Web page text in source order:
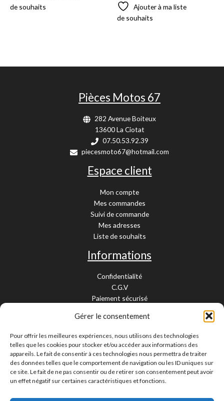
Gérer le consentement
Pour offrir les meilleures expériences, nous utilisons des technologies
telles que les cookies pour stocker et/ou accéder aux informations des
appareils. Le fait de consentir à ces technologies nous permettra de traiter
des données telles que le comportement de navigation ou les ID uniques sur
ce site. Le fait de ne pas consentir ou de retirer son consentement peut avoir
un effet négatif sur certaines caractéristiques et fonctions.
de souhaits
Ajouter à ma liste
de souhaits
Pièces Motos 67
282 Avenue Boiteux
13600 La Ciotat
07.50.53.92.39
piecesmoto67@hotmail.com
Espace client
Mon compte
Mes commandes
Suivi de commande
Mes adresses
Liste de souhaits
Informations
Confidentialité
C.G.V
Paiement sécurisé
Livraison et retour
Cookies
Contact
Paiement sécurisé